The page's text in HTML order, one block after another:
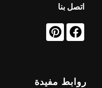
اتصل بنا
روابط مفيدة